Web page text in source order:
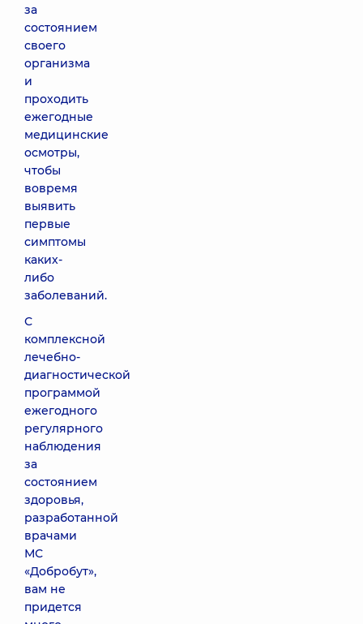
за
состоянием
своего
организма
и
проходить
ежегодные
медицинские
осмотры,
чтобы
вовремя
выявить
первые
симптомы
каких-
либо
заболеваний.
С
комплексной
лечебно-
диагностической
программой
ежегодного
регулярного
наблюдения
за
состоянием
здоровья,
разработанной
врачами
МС
«Добробут»,
вам не
придется